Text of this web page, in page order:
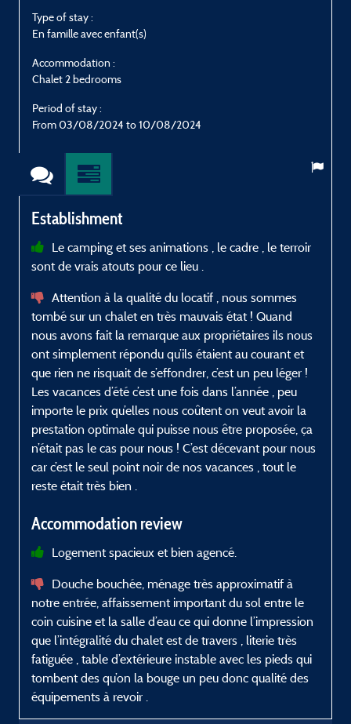
Type of stay :
En famille avec enfant(s)
Accommodation :
Chalet 2 bedrooms
Period of stay :
From 03/08/2024 to 10/08/2024
Establishment
Le camping et ses animations , le cadre , le terroir
sont de vrais atouts pour ce lieu .
Attention à la qualité du locatif , nous sommes
tombé sur un chalet en très mauvais état ! Quand
nous avons fait la remarque aux propriétaires ils nous
ont simplement répondu qu’ils étaient au courant et
que rien ne risquait de s’effondrer, c’est un peu léger !
Les vacances d’été c’est une fois dans l’année , peu
importe le prix qu’elles nous coûtent on veut avoir la
prestation optimale qui puisse nous être proposée, ça
n’était pas le cas pour nous ! C’est décevant pour nous
car c’est le seul point noir de nos vacances , tout le
reste était très bien .
Accommodation review
Logement spacieux et bien agencé.
Douche bouchée, ménage très approximatif à
notre entrée, affaissement important du sol entre le
coin cuisine et la salle d’eau ce qui donne l’impression
que l’intégralité du chalet est de travers , literie très
fatiguée , table d’extérieure instable avec les pieds qui
tombent des qu’on la bouge un peu donc qualité des
équipements à revoir .